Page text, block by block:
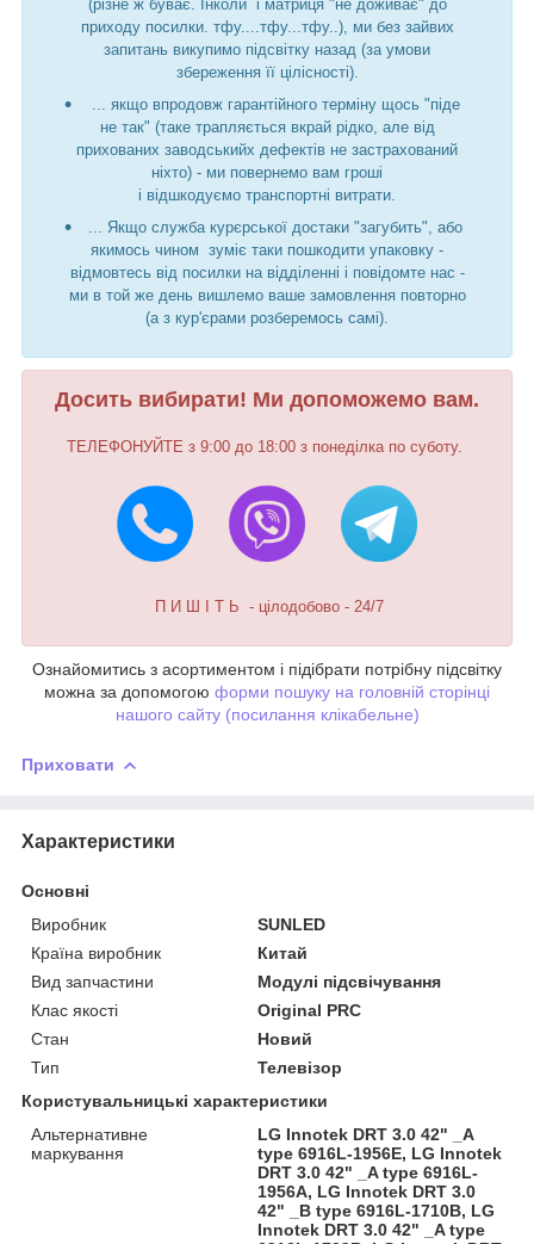
(різне ж буває. Інколи і матриця "не доживає" до
приходу посилки. тфу....тфу...тфу..), ми без зайвих
запитань викупимо підсвітку назад (за умови
збереження її цілісності).
... якщо впродовж гарантійного терміну щось "піде
не так" (таке трапляється вкрай рідко, але від
прихованих заводськийх дефектів не застрахований
ніхто) - ми повернемо вам гроші
і відшкодуємо транспортні витрати.
... Якщо служба курєрської достаки "загубить", або
якимось чином зуміє таки пошкодити упаковку -
відмовтесь від посилки на відділенні і повідомте нас -
ми в той же день вишлемо ваше замовлення повторно
(а з кур'єрами розберемось самі).
Досить вибирати! Ми допоможемо вам.
ТЕЛЕФОНУЙТЕ з 9:00 до 18:00 з понеділка по суботу.
П И Ш І Т Ь - цілодобово - 24/7
Ознайомитись з асортиментом і підібрати потрібну підсвітку
можна за допомогою форми пошуку на головній сторінці
нашого сайту (посилання клікабельне)
Приховати
Характеристики
Основні
Виробник
SUNLED
Країна виробник
Китай
Вид запчастини
Модулі підсвічування
Клас якості
Original PRC
Стан
Новий
Тип
Телевізор
Користувальницькі характеристики
Альтернативне
маркування
LG Innotek DRT 3.0 42" _A
type 6916L-1956E, LG Innotek
DRT 3.0 42" _A type 6916L-
1956A, LG Innotek DRT 3.0
42" _B type 6916L-1710B, LG
Innotek DRT 3.0 42" _A type